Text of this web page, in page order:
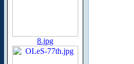
8.jpg